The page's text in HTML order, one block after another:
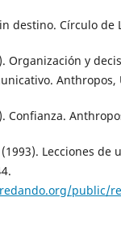
destino. Círculo de
Organización y
Confianza.
Lecciones de
public/